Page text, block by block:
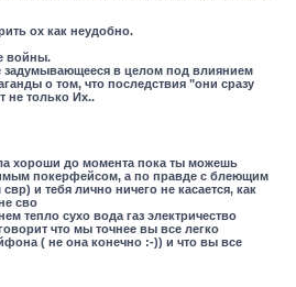
ох как неудобно.
войны.
задумывающееся в целом под влиянием
о том, что последствия "они сразу
не только Их..
хороши до момента пока ты можешь
покерфейсом, а по правде с блеющим
и тебя лично ничего не касается, как
сво
тепло сухо вода газ электричество
что мы точнее вы все легко
( не она конечно :-)) и что вы все